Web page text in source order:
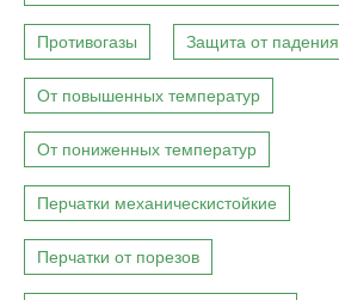
Противогазы Защита от падения
От повышенных температур
От пониженных температур
Перчатки механическистойкие
Перчатки от порезов